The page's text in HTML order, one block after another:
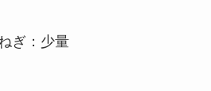
ぎ：少量